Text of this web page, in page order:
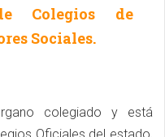
Colegios de
Sociales.
colegiado y está
Oficiales del estado,